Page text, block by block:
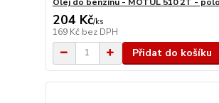
204 Kč/ks
169 Kč bez DPH
Přidat do košíku